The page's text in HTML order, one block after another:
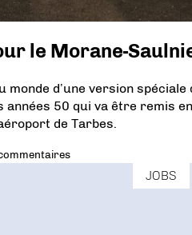
le Morane-
monde d’une version
50 qui va être remis
de Tarbes.
JOBS